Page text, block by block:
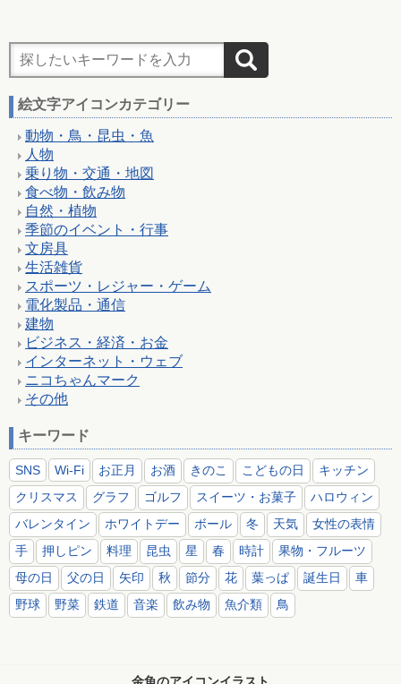
絵文字アイコンカテゴリー
動物・鳥・昆虫・魚
人物
乗り物・交通・地図
食べ物・飲み物
自然・植物
季節のイベント・行事
文房具
生活雑貨
スポーツ・レジャー・ゲーム
電化製品・通信
建物
ビジネス・経済・お金
インターネット・ウェブ
ニコちゃんマーク
その他
キーワード
SNS Wi-Fi お正月 お酒 きのこ こどもの日
キッチン
クリスマス
グラフ ゴルフ スイーツ・お菓子
ハロウィン
バレンタイン
ホワイトデー ボール 冬 天気
女性の表情
手
押しピン 料理 昆虫 星 春 時計
果物・フルーツ
母の日
父の日 矢印 秋 節分 花 葉っぱ 誕生日
車
野球
野菜 鉄道 音楽 飲み物 魚介類 鳥